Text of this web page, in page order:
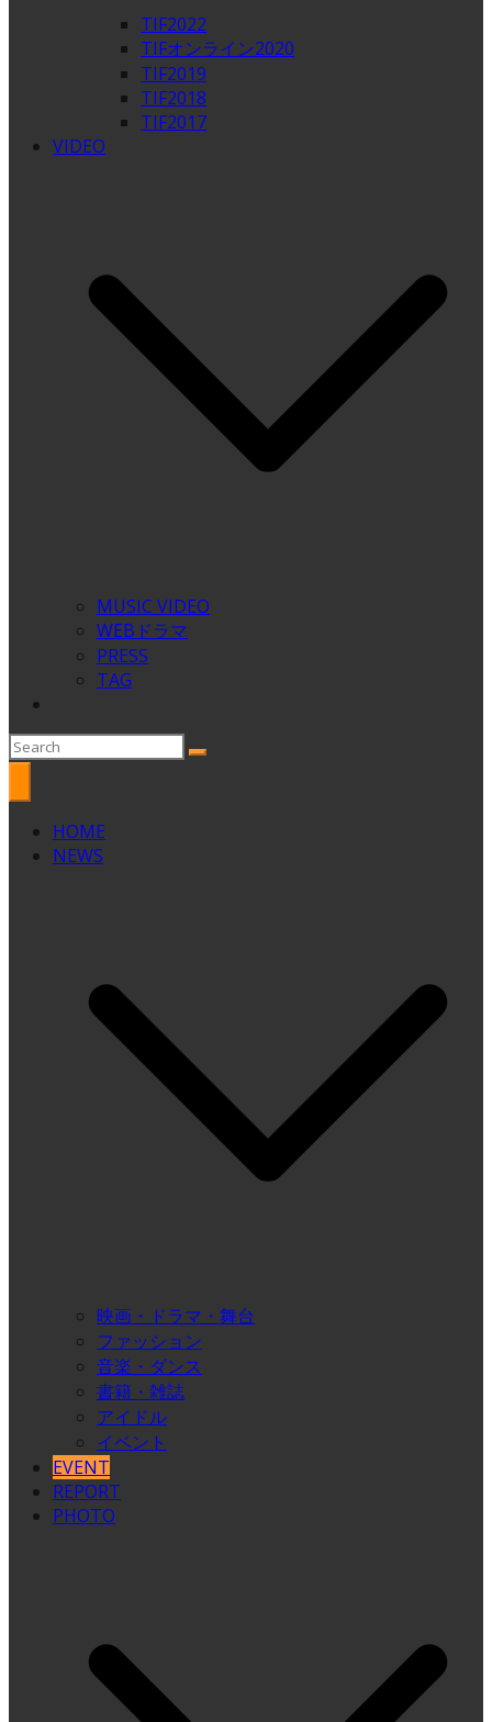
TIF2022
TIFオンライン2020
TIF2019
TIF2018
TIF2017
VIDEO
MUSIC VIDEO
WEBドラマ
PRESS
TAG
HOME
NEWS
映画・ドラマ・舞台
ファッション
音楽・ダンス
書籍・雑誌
アイドル
イベント
EVENT
REPORT
PHOTO